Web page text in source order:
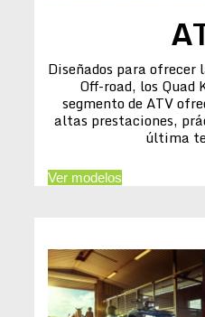
Diseñados para ofrecer
Off-road, los Quad
segmento de ATV
altas prestaciones,
última
Ver modelos